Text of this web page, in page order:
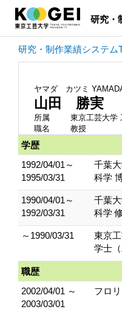
研究・
研究・制作業績システム
ヤマダ カツミ
山田 勝実
所属
東京工芸大学
職名
教授
学歴
1992/04/01～
1995/03/31
千葉
科学
1990/04/01～
1992/03/31
千葉
科学
～1990/03/31
東京
学士（
職歴
2002/04/01 ～
2003/03/01
フロ